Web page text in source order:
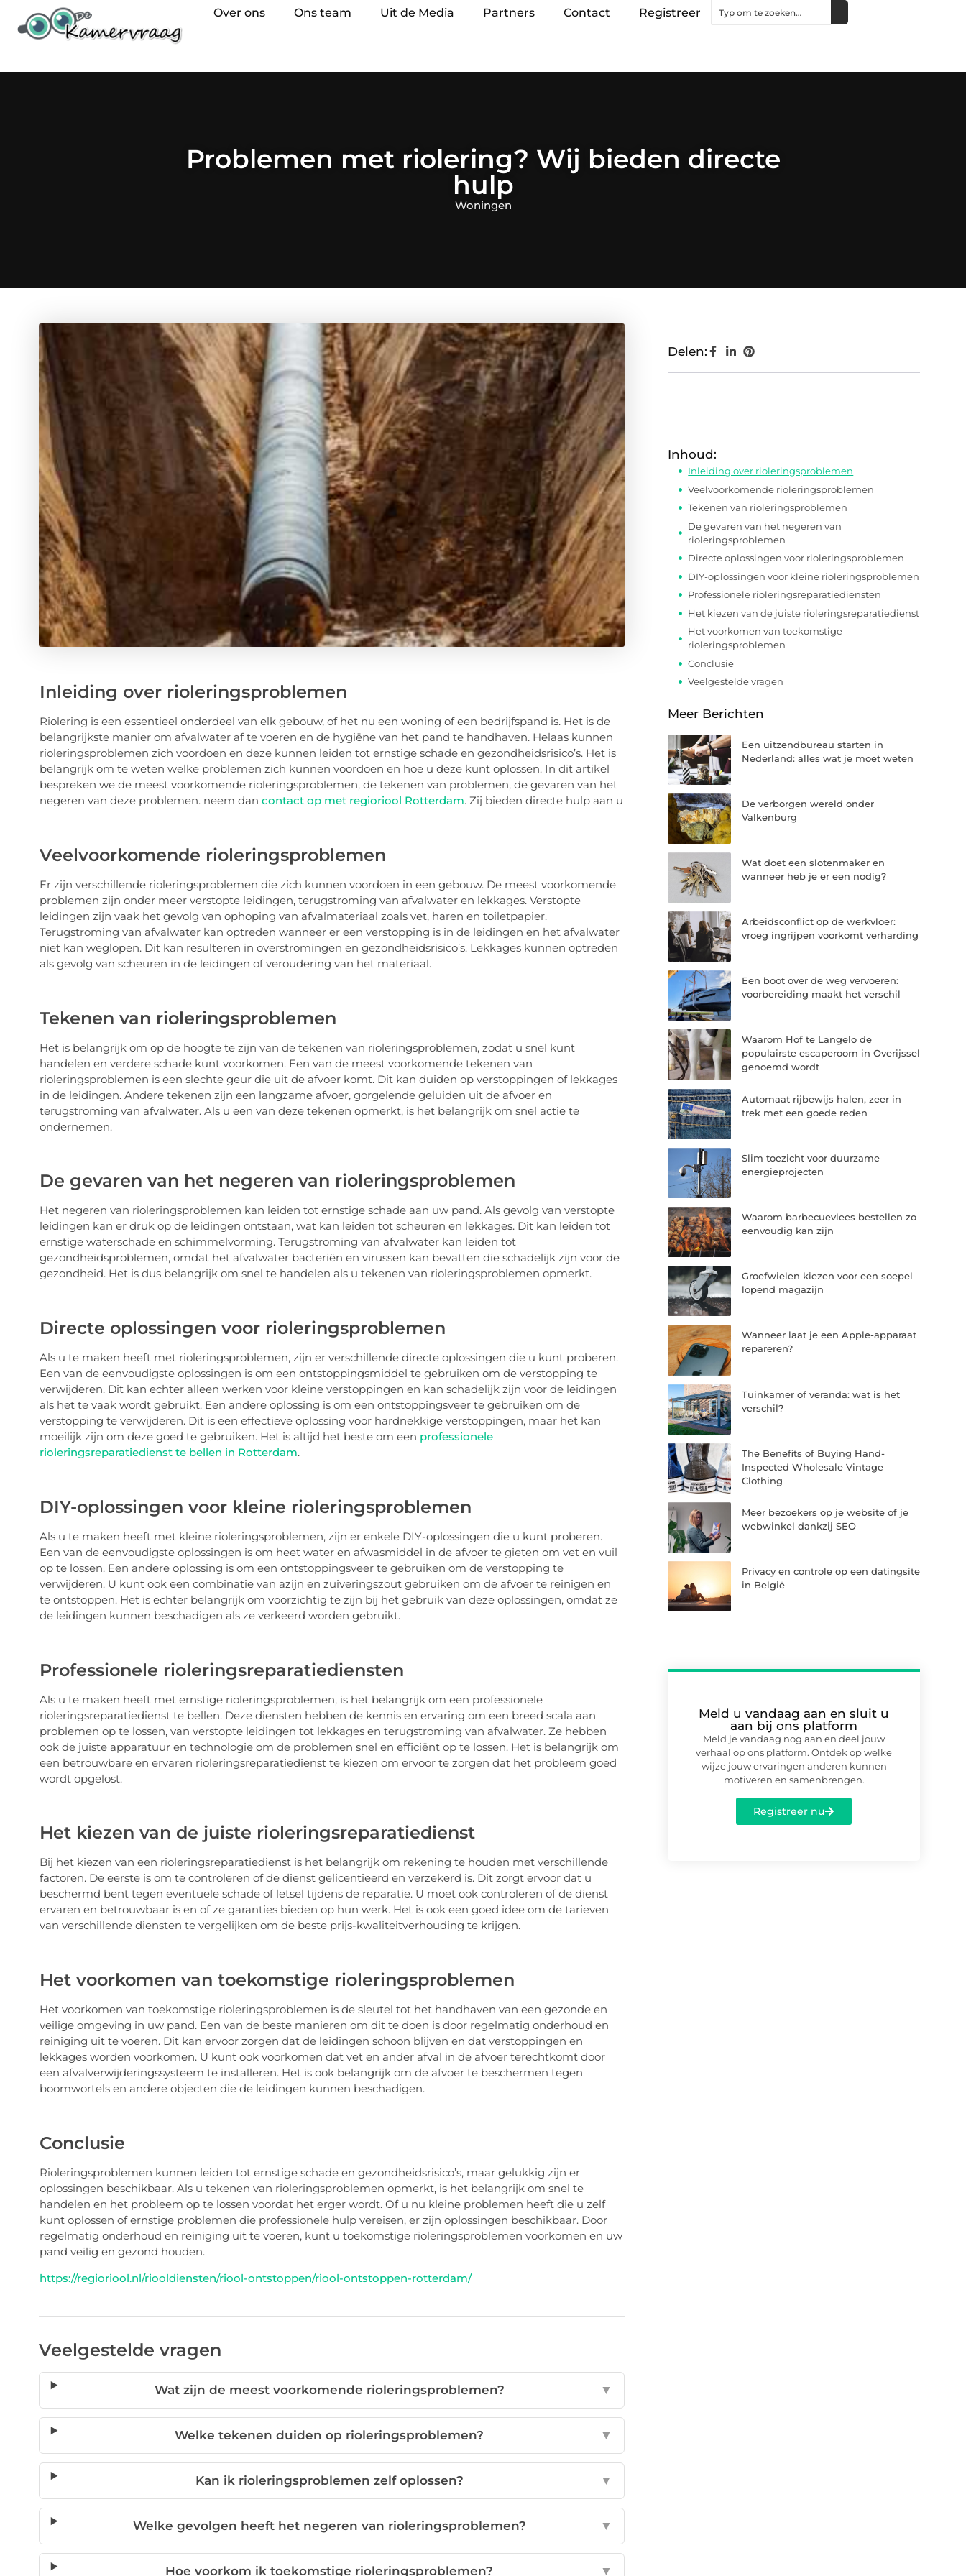
Over ons Ons team Uit de Media Partners Contact Registreer
Problemen met riolering? Wij bieden directe
hulp
Woningen
Inleiding over rioleringsproblemen
Riolering is een essentieel onderdeel van elk gebouw, of het nu een woning of een bedrijfspand is. Het is de
belangrijkste manier om afvalwater af te voeren en de hygiëne van het pand te handhaven. Helaas kunnen
rioleringsproblemen zich voordoen en deze kunnen leiden tot ernstige schade en gezondheidsrisico’s. Het is
belangrijk om te weten welke problemen zich kunnen voordoen en hoe u deze kunt oplossen. In dit artikel
bespreken we de meest voorkomende rioleringsproblemen, de tekenen van problemen, de gevaren van het
negeren van deze problemen. neem dan contact op met regioriool Rotterdam. Zij bieden directe hulp aan u
Veelvoorkomende rioleringsproblemen
Er zijn verschillende rioleringsproblemen die zich kunnen voordoen in een gebouw. De meest voorkomende
problemen zijn onder meer verstopte leidingen, terugstroming van afvalwater en lekkages. Verstopte
leidingen zijn vaak het gevolg van ophoping van afvalmateriaal zoals vet, haren en toiletpapier.
Terugstroming van afvalwater kan optreden wanneer er een verstopping is in de leidingen en het afvalwater
niet kan weglopen. Dit kan resulteren in overstromingen en gezondheidsrisico’s. Lekkages kunnen optreden
als gevolg van scheuren in de leidingen of veroudering van het materiaal.
Tekenen van rioleringsproblemen
Het is belangrijk om op de hoogte te zijn van de tekenen van rioleringsproblemen, zodat u snel kunt
handelen en verdere schade kunt voorkomen. Een van de meest voorkomende tekenen van
rioleringsproblemen is een slechte geur die uit de afvoer komt. Dit kan duiden op verstoppingen of lekkages
in de leidingen. Andere tekenen zijn een langzame afvoer, gorgelende geluiden uit de afvoer en
terugstroming van afvalwater. Als u een van deze tekenen opmerkt, is het belangrijk om snel actie te
ondernemen.
De gevaren van het negeren van rioleringsproblemen
Het negeren van rioleringsproblemen kan leiden tot ernstige schade aan uw pand. Als gevolg van verstopte
leidingen kan er druk op de leidingen ontstaan, wat kan leiden tot scheuren en lekkages. Dit kan leiden tot
ernstige waterschade en schimmelvorming. Terugstroming van afvalwater kan leiden tot
gezondheidsproblemen, omdat het afvalwater bacteriën en virussen kan bevatten die schadelijk zijn voor de
gezondheid. Het is dus belangrijk om snel te handelen als u tekenen van rioleringsproblemen opmerkt.
Directe oplossingen voor rioleringsproblemen
Als u te maken heeft met rioleringsproblemen, zijn er verschillende directe oplossingen die u kunt proberen.
Een van de eenvoudigste oplossingen is om een ​​ontstoppingsmiddel te gebruiken om de verstopping te
verwijderen. Dit kan echter alleen werken voor kleine verstoppingen en kan schadelijk zijn voor de leidingen
als het te vaak wordt gebruikt. Een andere oplossing is om een ​​ontstoppingsveer te gebruiken om de
verstopping te verwijderen. Dit is een effectieve oplossing voor hardnekkige verstoppingen, maar het kan
moeilijk zijn om deze goed te gebruiken. Het is altijd het beste om een ​​professionele
rioleringsreparatiedienst te bellen in Rotterdam.
DIY-oplossingen voor kleine rioleringsproblemen
Als u te maken heeft met kleine rioleringsproblemen, zijn er enkele DIY-oplossingen die u kunt proberen.
Een van de eenvoudigste oplossingen is om heet water en afwasmiddel in de afvoer te gieten om vet en vuil
op te lossen. Een andere oplossing is om een ​​ontstoppingsveer te gebruiken om de verstopping te
verwijderen. U kunt ook een combinatie van azijn en zuiveringszout gebruiken om de afvoer te reinigen en
te ontstoppen. Het is echter belangrijk om voorzichtig te zijn bij het gebruik van deze oplossingen, omdat ze
de leidingen kunnen beschadigen als ze verkeerd worden gebruikt.
Professionele rioleringsreparatiediensten
Als u te maken heeft met ernstige rioleringsproblemen, is het belangrijk om een ​​professionele
rioleringsreparatiedienst te bellen. Deze diensten hebben de kennis en ervaring om een ​​breed scala aan
problemen op te lossen, van verstopte leidingen tot lekkages en terugstroming van afvalwater. Ze hebben
ook de juiste apparatuur en technologie om de problemen snel en efficiënt op te lossen. Het is belangrijk om
een ​​betrouwbare en ervaren rioleringsreparatiedienst te kiezen om ervoor te zorgen dat het probleem goed
wordt opgelost.
Het kiezen van de juiste rioleringsreparatiedienst
Bij het kiezen van een rioleringsreparatiedienst is het belangrijk om rekening te houden met verschillende
factoren. De eerste is om te controleren of de dienst gelicentieerd en verzekerd is. Dit zorgt ervoor dat u
beschermd bent tegen eventuele schade of letsel tijdens de reparatie. U moet ook controleren of de dienst
ervaren en betrouwbaar is en of ze garanties bieden op hun werk. Het is ook een goed idee om de tarieven
van verschillende diensten te vergelijken om de beste prijs-kwaliteitverhouding te krijgen.
Het voorkomen van toekomstige rioleringsproblemen
Het voorkomen van toekomstige rioleringsproblemen is de sleutel tot het handhaven van een gezonde en
veilige omgeving in uw pand. Een van de beste manieren om dit te doen is door regelmatig onderhoud en
reiniging uit te voeren. Dit kan ervoor zorgen dat de leidingen schoon blijven en dat verstoppingen en
lekkages worden voorkomen. U kunt ook voorkomen dat vet en ander afval in de afvoer terechtkomt door
een afvalverwijderingssysteem te installeren. Het is ook belangrijk om de afvoer te beschermen tegen
boomwortels en andere objecten die de leidingen kunnen beschadigen.
Conclusie
Rioleringsproblemen kunnen leiden tot ernstige schade en gezondheidsrisico’s, maar gelukkig zijn er
oplossingen beschikbaar. Als u tekenen van rioleringsproblemen opmerkt, is het belangrijk om snel te
handelen en het probleem op te lossen voordat het erger wordt. Of u nu kleine problemen heeft die u zelf
kunt oplossen of ernstige problemen die professionele hulp vereisen, er zijn oplossingen beschikbaar. Door
regelmatig onderhoud en reiniging uit te voeren, kunt u toekomstige rioleringsproblemen voorkomen en uw
pand veilig en gezond houden.
https://regioriool.nl/riooldiensten/riool-ontstoppen/riool-ontstoppen-rotterdam/
Veelgestelde vragen
Wat zijn de meest voorkomende rioleringsproblemen? ▼
Welke tekenen duiden op rioleringsproblemen? ▼
Kan ik rioleringsproblemen zelf oplossen? ▼
Welke gevolgen heeft het negeren van rioleringsproblemen? ▼
Hoe voorkom ik toekomstige rioleringsproblemen? ▼
Delen:
Inhoud:
Inleiding over rioleringsproblemen
Veelvoorkomende rioleringsproblemen
Tekenen van rioleringsproblemen
De gevaren van het negeren van
rioleringsproblemen
Directe oplossingen voor rioleringsproblemen
DIY-oplossingen voor kleine rioleringsproblemen
Professionele rioleringsreparatiediensten
Het kiezen van de juiste rioleringsreparatiedienst
Het voorkomen van toekomstige
rioleringsproblemen
Conclusie
Veelgestelde vragen
Meer Berichten
Een uitzendbureau starten in
Nederland: alles wat je moet weten
De verborgen wereld onder
Valkenburg
Wat doet een slotenmaker en
wanneer heb je er een nodig?
Arbeidsconflict op de werkvloer:
vroeg ingrijpen voorkomt verharding
Een boot over de weg vervoeren:
voorbereiding maakt het verschil
Waarom Hof te Langelo de
populairste escaperoom in Overijssel
genoemd wordt
Automaat rijbewijs halen, zeer in
trek met een goede reden
Slim toezicht voor duurzame
energieprojecten
Waarom barbecuevlees bestellen zo
eenvoudig kan zijn
Groefwielen kiezen voor een soepel
lopend magazijn
Wanneer laat je een Apple-apparaat
repareren?
Tuinkamer of veranda: wat is het
verschil?
The Benefits of Buying Hand-
Inspected Wholesale Vintage
Clothing
Meer bezoekers op je website of je
webwinkel dankzij SEO
Privacy en controle op een datingsite
in België
Meld u vandaag aan en sluit u
aan bij ons platform
Meld je vandaag nog aan en deel jouw
verhaal op ons platform. Ontdek op welke
wijze jouw ervaringen anderen kunnen
motiveren en samenbrengen.
Registreer nu